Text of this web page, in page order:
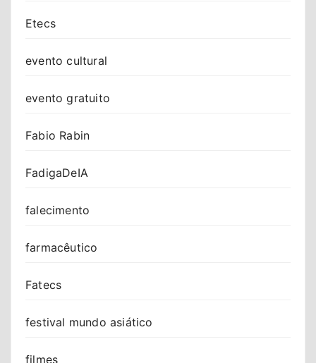
Etecs
evento cultural
evento gratuito
Fabio Rabin
FadigaDeIA
falecimento
farmacêutico
Fatecs
festival mundo asiático
filmes